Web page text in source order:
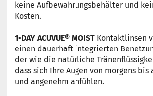
keine Aufbewahrungsbehälter und
Kosten.
1•DAY ACUVUE® MOIST Kontaktlinsen
einen dauerhaft integrierten
der wie die natürliche
dass sich Ihre Augen von morgens bis
und angenehm anfühlen.